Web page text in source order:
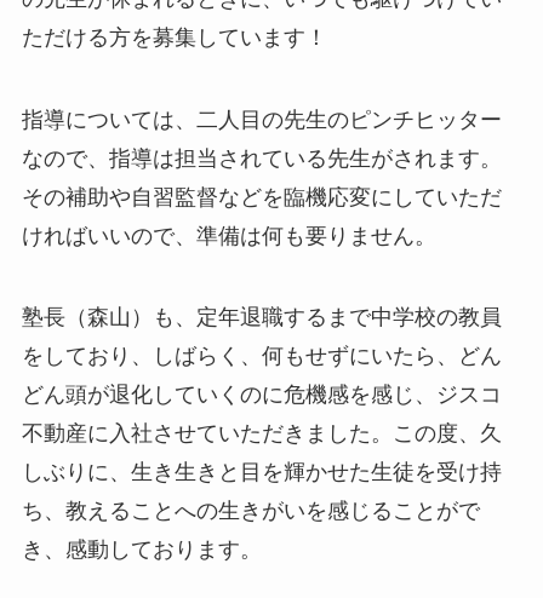
ただける方を募集しています！
指導については、二人目の先生のピンチヒッター
なので、指導は担当されている先生がされます。
その補助や自習監督などを臨機応変にしていただ
ければいいので、準備は何も要りません。
塾長（森山）も、定年退職するまで中学校の教員
をしており、しばらく、何もせずにいたら、どん
どん頭が退化していくのに危機感を感じ、ジスコ
不動産に入社させていただきました。この度、久
しぶりに、生き生きと目を輝かせた生徒を受け持
ち、教えることへの生きがいを感じることがで
き、感動しております。